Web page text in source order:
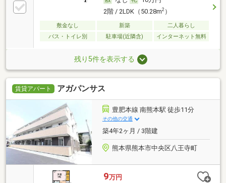
2階 / 2LDK（50.28m2）
敷金なし 新築
二人暮らし
バス・トイレ別
駐車場(近隣含) インターネット無料
残り5件を表示する
賃貸アパート アガパンサス
豊肥本線 南熊本駅 徒歩11分
その他の交通
築4年2ヶ月 / 3階建
熊本県熊本市中央区八王寺町
9万円